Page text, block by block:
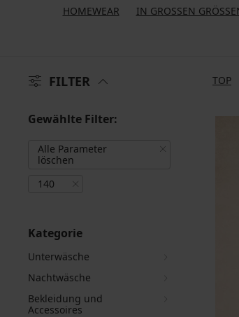
HOMEWEAR
IN GROSSEN GRÖSSEN
FILTER TOP
Gewählte Filter:
Alle Parameter
löschen
140
Kategorie
Unterwäsche
Nachtwäsche
Bekleidung und
Accessoires